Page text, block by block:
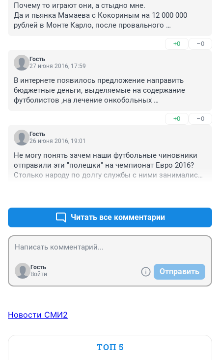
Почему то играют они, а стыдно мне.
Да и пьянка Мамаева с Кокориным на 12 000 000
рублей в Монте Карло, после провального
Раскулачить всю эту шоблу давно пора!
+0 –0
Гость
27 июня 2016, 17:59
В интернете появилось предложение направить
бюджетные деньги, выделяемые на содержание
футболистов ,на лечение онкобольных
+0 –0
Гость
26 июня 2016, 19:01
Не могу понять зачем наши футбольные чиновники
отправили эти "полешки" на чемпионат Евро 2016?
Столько народу по долгу службы с ними занимались.
Курам на смех! Разложили их по полю, потом собрали
и домой увезли. А почему им должно быть стыдно за
игру? их все устроило! Бревно оно ив Африке бревно.
Читать все комментарии
Гость
Войти
Отправить
Новости СМИ2
ТОП 5